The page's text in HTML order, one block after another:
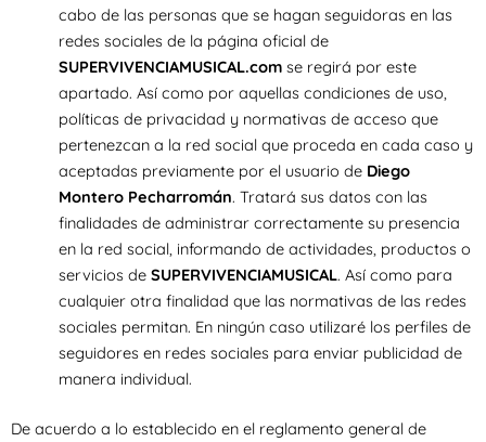
cabo de las personas que se hagan seguidoras en las
redes sociales de la página oficial de
SUPERVIVENCIAMUSICAL.comse regirá por este
apartado. Así como por aquellas condiciones de uso,
políticas de privacidad y normativas de acceso que
pertenezcan a la red social que proceda en cada caso y
aceptadas previamente por el usuario de Diego
Montero Pecharromán. Tratará sus datos con las
finalidades de administrar correctamente su presencia
en la red social, informando de actividades, productos o
servicios de SUPERVIVENCIAMUSICAL. Así como para
cualquier otra finalidad que las normativas de las redes
sociales permitan. En ningún caso utilizaré los perfiles de
seguidores en redes sociales para enviar publicidad de
manera individual.
De acuerdo a lo establecido en el reglamento general de